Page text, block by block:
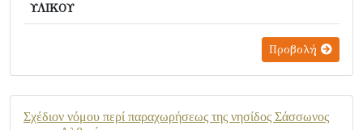
ΥΛΙΚΟΥ
Προβολή
Σχέδιον νόμου περί παραχωρήσεως της νησίδος Σάσσωνος